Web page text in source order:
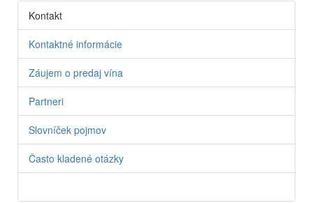
Kontakt
Kontaktné informácie
Záujem o predaj vína
Partneri
Slovníček pojmov
Často kladené otázky